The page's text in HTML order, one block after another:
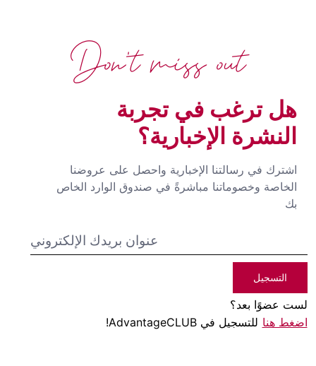
هل ترغب في تجربة
النشرة الإخبارية؟
اشترك في رسالتنا الإخبارية واحصل على عروضنا
الخاصة وخصوماتنا مباشرةً في صندوق الوارد الخاص
بك
التسجيل
لست عضوًا بعد؟
اضغط هنا للتسجيل في AdvantageCLUB!
Don't miss out